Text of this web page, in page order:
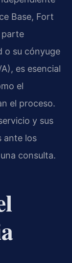
Base, Fort
parte
o su cónyuge
es esencial
el
el proceso.
y sus
ante los
consulta.